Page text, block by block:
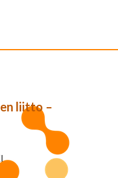
liitto –